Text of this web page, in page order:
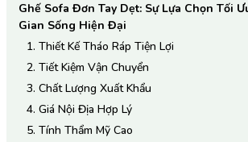
Ghế Sofa Đơn Tay Dẹt: Sự Lựa Chọn Tối
Gian Sống Hiện Đại
1. Thiết Kế Tháo Ráp Tiện Lợi
2. Tiết Kiệm Vận Chuyển
3. Chất Lượng Xuất Khẩu
4. Giá Nội Địa Hợp Lý
5. Tính Thẩm Mỹ Cao